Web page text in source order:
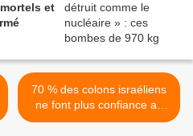
et
70 % des colons israéliens
ne font plus confiance au
gouvernement Netanyahu >